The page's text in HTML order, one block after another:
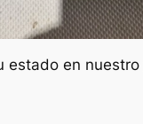
estado en nuestro